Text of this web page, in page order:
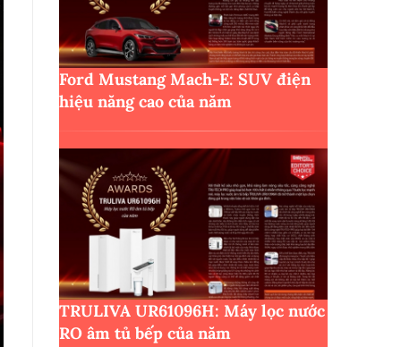
Ford Mustang Mach-E: SUV điện
hiệu năng cao của năm
TRULIVA UR61096H: Máy lọc nước
RO âm tủ bếp của năm